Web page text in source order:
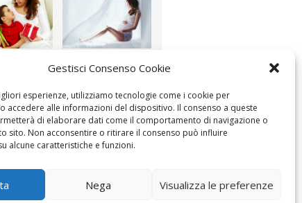
Gestisci Consenso Cookie
esperienze, utilizziamo tecnologie come i cookie per
accedere alle informazioni del dispositivo. Il consenso a queste
di elaborare dati come il comportamento di navigazione o
sito. Non acconsentire o ritirare il consenso può influire
alcune caratteristiche e funzioni.
Nega Visualizza le preferenze
lavoretti,
Le settimane di
gravidanza
IL CONSENSO